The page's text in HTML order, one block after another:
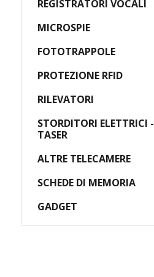
REGISTRATORI VOCALI
MICROSPIE
FOTOTRAPPOLE
PROTEZIONE RFID
RILEVATORI
STORDITORI ELETTRICI -
TASER
ALTRE TELECAMERE
SCHEDE DI MEMORIA
GADGET